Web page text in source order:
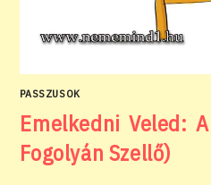
PASSZUSOK
Emelkedni Veled:
Fogolyán Szellő)